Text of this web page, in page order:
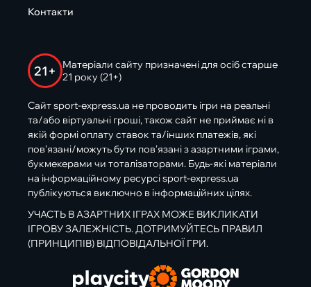
Контакти
21+
Матеріали сайту призначені для осіб старше
21 року (21+)
Сайт sport-express.ua не проводить ігри на реальні
та/або віртуальні гроші, також сайт не приймає ні в
якій формі оплату ставок та/інших платежів, які
пов’язані/можуть бути пов’язані з азартними іграми,
букмекерами чи тоталізаторами. Будь-які матеріали
на інформаційному ресурсі sport-express.ua
публікуються виключно в інформаційних цілях.
УЧАСТЬ В АЗАРТНИХ ІГРАХ МОЖЕ ВИКЛИКАТИ
ІГРОВУ ЗАЛЕЖНІСТЬ. ДОТРИМУЙТЕСЬ ПРАВИЛ
(ПРИНЦИПІВ) ВІДПОВІДАЛЬНОЇ ГРИ.